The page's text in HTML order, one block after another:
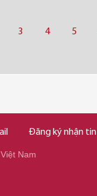
3 4 5
Đăng ký nhận tin
Nam